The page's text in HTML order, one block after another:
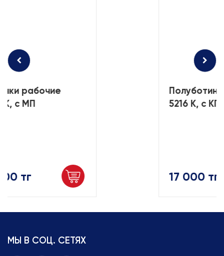
рабочие
с МП
тг
5216 К, с КП
17 000 тг
МЫ В СОЦ. СЕТЯХ